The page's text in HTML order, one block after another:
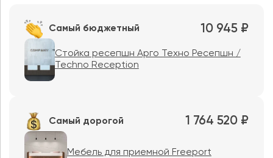
Самый бюджетный 10 945 ₽
Стойка ресепшн Арго Техно Ресепшн /
Techno Reception
Самый дорогой 1 764 520 ₽
Мебель для приемной Freeport